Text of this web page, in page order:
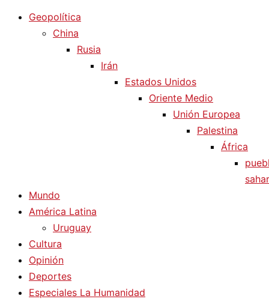
Geopolítica
China
Rusia
Irán
Estados Unidos
Oriente Medio
Unión Europea
Palestina
África
Mundo
América Latina
Uruguay
Cultura
Opinión
Deportes
Especiales La Humanidad